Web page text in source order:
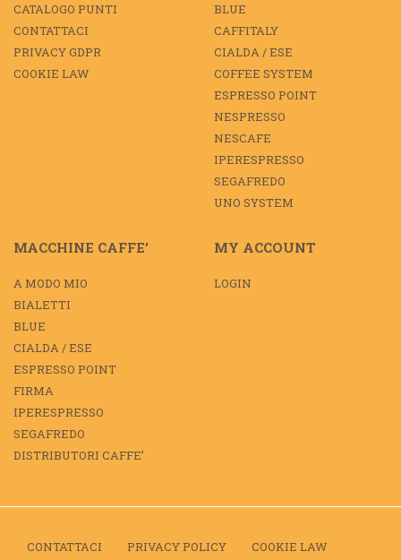
CATALOGO PUNTI
CONTATTACI
PRIVACY GDPR
COOKIE LAW
BLUE
CAFFITALY
CIALDA / ESE
COFFEE SYSTEM
ESPRESSO POINT
NESPRESSO
NESCAFE
IPERESPRESSO
SEGAFREDO
UNO SYSTEM
MACCHINE CAFFE’
A MODO MIO
BIALETTI
BLUE
CIALDA / ESE
ESPRESSO POINT
FIRMA
IPERESPRESSO
SEGAFREDO
DISTRIBUTORI CAFFE’
MY ACCOUNT
LOGIN
CONTATTACI PRIVACY POLICY COOKIE LAW